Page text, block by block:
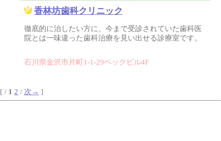
香林坊歯科クリニック
徹底的に治したい方に、今まで受診されていた歯科医
院とは一味違った歯科治療を見い出せる診療室です。
石川県金沢市片町1-1-29ペックビル4F
[ / 1 2 / 次→ ]